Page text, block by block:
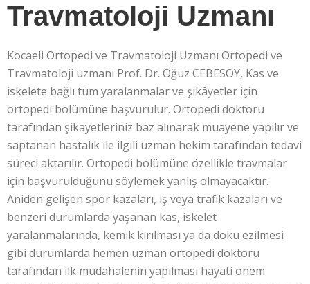
Travmatoloji Uzmanı
Kocaeli Ortopedi ve Travmatoloji Uzmanı Ortopedi ve
Travmatoloji uzmanı Prof. Dr. Oğuz CEBESOY, Kas ve
iskelete bağlı tüm yaralanmalar ve şikâyetler için
ortopedi bölümüne başvurulur. Ortopedi doktoru
tarafından şikayetleriniz baz alınarak muayene yapılır ve
saptanan hastalık ile ilgili uzman hekim tarafından tedavi
süreci aktarılır. Ortopedi bölümüne özellikle travmalar
için başvurulduğunu söylemek yanlış olmayacaktır.
Aniden gelişen spor kazaları, iş veya trafik kazaları ve
benzeri durumlarda yaşanan kas, iskelet
yaralanmalarında, kemik kırılması ya da doku ezilmesi
gibi durumlarda hemen uzman ortopedi doktoru
tarafından ilk müdahalenin yapılması hayati önem